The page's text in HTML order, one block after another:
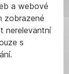
a webové
zobrazené
nerelevantní
s